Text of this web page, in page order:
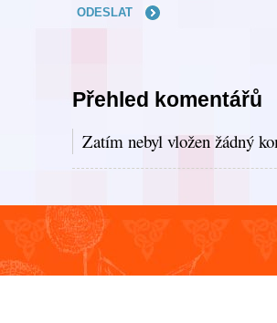
Přehled komentářů
Zatím nebyl vložen žádný